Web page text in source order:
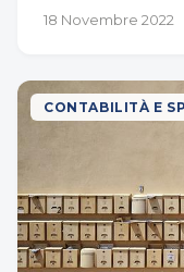
18 Novembre 2022
CONTABILITÀ E